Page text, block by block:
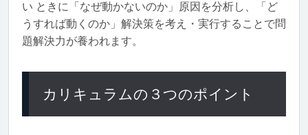
い ときに「なぜ動かないのか」原因を分析し、「ど
うすれば動くのか」解決策を考え・実行することで問
題解決力が養われます。
カリキュラムの３つのポイント